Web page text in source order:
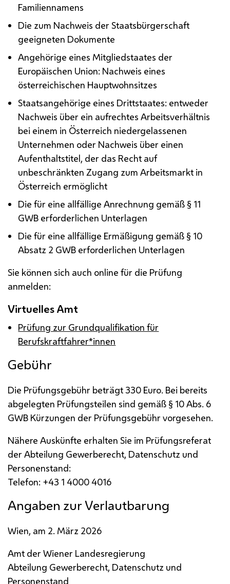
Familiennamens
Die zum Nachweis der Staatsbürgerschaft
geeigneten Dokumente
Angehörige eines Mitgliedstaates der
Europäischen Union: Nachweis eines
österreichischen Hauptwohnsitzes
Staatsangehörige eines Drittstaates: entweder
Nachweis über ein aufrechtes Arbeitsverhältnis
bei einem in Österreich niedergelassenen
Unternehmen oder Nachweis über einen
Aufenthaltstitel, der das Recht auf
unbeschränkten Zugang zum Arbeitsmarkt in
Österreich ermöglicht
Die für eine allfällige Anrechnung gemäß § 11
GWB erforderlichen Unterlagen
Die für eine allfällige Ermäßigung gemäß § 10
Absatz 2 GWB erforderlichen Unterlagen
Sie können sich auch online für die Prüfung
anmelden:
Virtuelles Amt
Prüfung zur Grundqualifikation für
Berufskraftfahrer*innen
Gebühr
Die Prüfungsgebühr beträgt 330 Euro. Bei bereits
abgelegten Prüfungsteilen sind gemäß § 10Abs. 6
GWB Kürzungen der Prüfungsgebühr vorgesehen.
Nähere Auskünfte erhalten Sie im Prüfungsreferat
der Abteilung Gewerberecht, Datenschutz und
Personenstand:
Telefon: +43 1 4000 4016
Angaben zur Verlautbarung
Wien, am 2. März 2026
Amt der Wiener Landesregierung
Abteilung Gewerberecht, Datenschutz und
Personenstand